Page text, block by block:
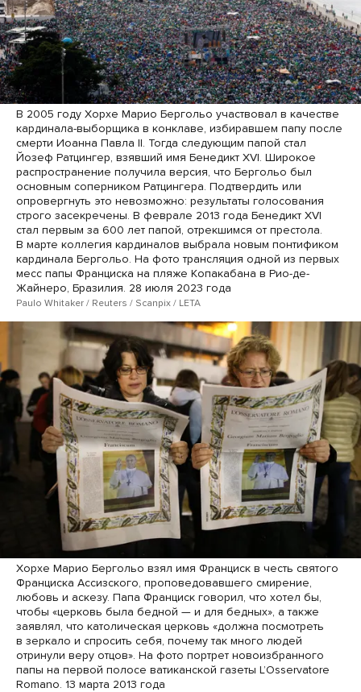
В 2005 году Хорхе Марио Бергольо участвовал в качестве
кардинала-выборщика в конклаве, избиравшем папу после
смерти Иоанна Павла II. Тогда следующим папой стал
Йозеф Ратцингер, взявший имя Бенедикт XVI. Широкое
распространение получила версия, что Бергольо был
основным соперником Ратцингера. Подтвердить или
опровергнуть это невозможно: результаты голосования
строго засекречены. В феврале 2013 года Бенедикт XVI
стал первым за 600 лет папой, отрекшимся от престола.
В марте коллегия кардиналов выбрала новым понтификом
кардинала Бергольо. На фото трансляция одной из первых
месс папы Франциска на пляже Копакабана в Рио-де-
Жайнеро, Бразилия. 28 июля 2023 года
Paulo Whitaker / Reuters / Scanpix / LETA
Хорхе Марио Бергольо взял имя Франциск в честь святого
Франциска Ассизского, проповедовавшего смирение,
любовь и аскезу. Папа Франциск говорил, что хотел бы,
чтобы «церковь была бедной — и для бедных», а также
заявлял, что католическая церковь «должна посмотреть
в зеркало и спросить себя, почему так много людей
отринули веру отцов». На фото портрет новоизбранного
папы на первой полосе ватиканской газеты LʼOsservatore
Romano. 13 марта 2013 года